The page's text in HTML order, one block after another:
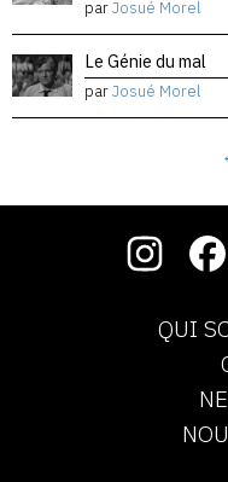
parJosué Morel
Le Génie du mal
parJosué Morel
QUI